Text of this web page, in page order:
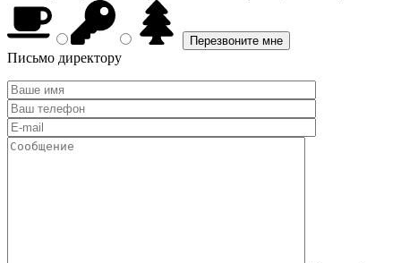
Письмо директору